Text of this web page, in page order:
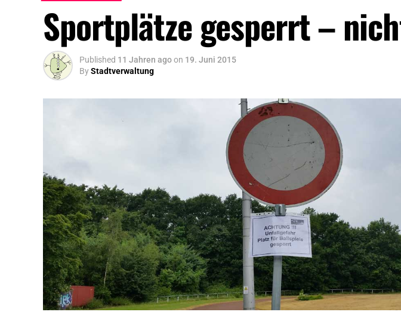
Sportplätze gesperrt –
Published 11 Jahren agoon 19. Juni 2015
ByStadtverwaltung